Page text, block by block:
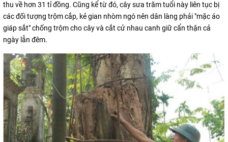
thu về hơn 31 tỉ đồng. Cũng kể từ đó, cây sưa trăm tuổi này liên tục bị
các đối tượng trộm cắp, kẻ gian nhòm ngó nên dân làng phải "mặc áo
giáp sắt" chống trộm cho cây và cắt cử nhau canh giữ cẩn thận cả
ngày lẫn đêm.